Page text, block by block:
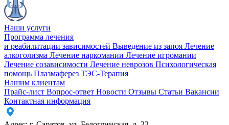
Наши услуги
Программа лечения
и реабилитации зависимостей Выведение из запоя Лечение
алкоголизма Лечение наркомании Лечение игромании
Лечение созависимости Лечение неврозов Психологическая
помощь Плазмаферез ТЭС-Терапия
Нашим клиентам
Прайс-лист Вопрос-ответ Новости Отзывы Статьи Вакансии
Контактная информация